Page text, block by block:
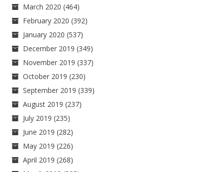
March 2020 (464)
February 2020 (392)
January 2020 (537)
December 2019 (349)
November 2019 (337)
October 2019 (230)
September 2019 (339)
August 2019 (237)
July 2019 (235)
June 2019 (282)
May 2019 (226)
April 2019 (268)